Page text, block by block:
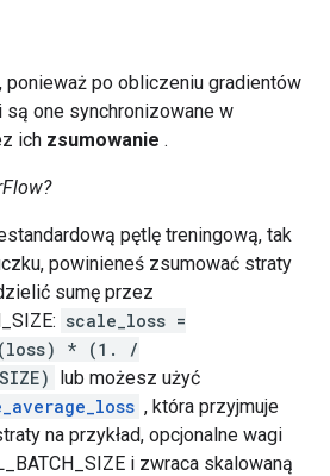
TFT_FLOAT
TFT_UINT8
ponieważ po obliczeniu gradientów
są one synchronizowane w
ich zsumowanie .
pętlę treningową, tak
powinieneś zsumować straty
sumę przez
scale_loss =
* (1. /
lub możesz użyć
, która przyjmuje
na przykład, opcjonalne wagi
i zwraca skalowaną